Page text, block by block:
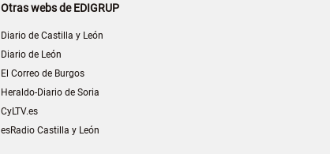
Otras webs de EDIGRUP
Diario de Castilla y León
Diario de León
El Correo de Burgos
Heraldo-Diario de Soria
CyLTV.es
esRadio Castilla y León